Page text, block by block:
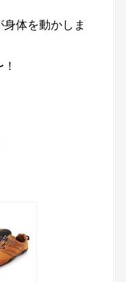
体を動かしま